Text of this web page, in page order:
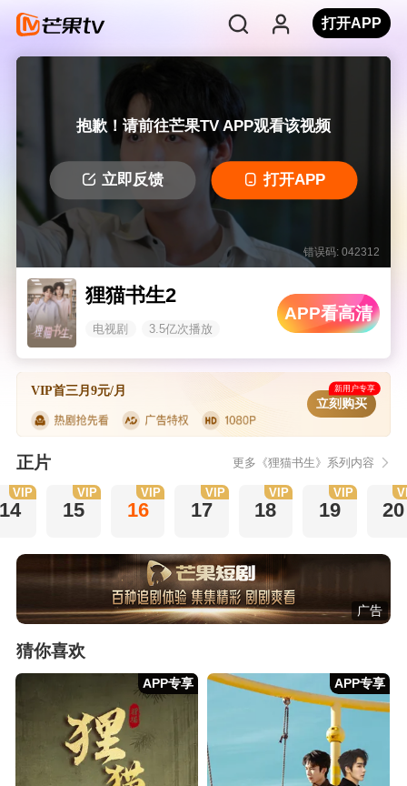
打开APP
抱歉！请前往芒果TV APP观看该视频
立即反馈 打开APP
错误码: 042312
狸猫书生2
电视剧 3.5亿次播放
APP看高清
VIP首三月9元/月 新用户专享
立刻购买
正片 更多《狸猫书生》系列内容
VIP
15
VIP
16
VIP
17
VIP
18
VIP
19
VIP
20
广告
猜你喜欢
APP专享 APP专享